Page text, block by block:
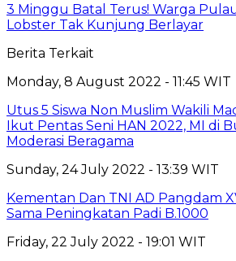
3 Minggu Batal Terus! Warga
Lobster Tak Kunjung Berlayar
Berita Terkait
Monday, 8 August 2022 - 11:45 WIT
Utus 5 Siswa Non Muslim Wakili
Ikut Pentas Seni HAN 2022, MI di
Moderasi Beragama
Sunday, 24 July 2022 - 13:39 WIT
Kementan Dan TNI AD Pangdam
Sama Peningkatan Padi B.1000
Friday, 22 July 2022 - 19:01 WIT